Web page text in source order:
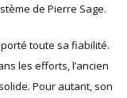
de Pierre Sage.
toute sa fiabilité.
les efforts, l’ancien
Pour autant, son